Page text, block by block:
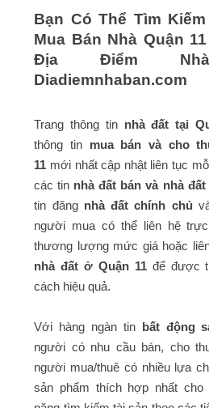
Bạn Có Thể Tìm
Mua Bán Nhà Quận
Địa Điểm
Diadiemnhaban.com
Trang thông tin nhà đất tại
thông tin mua bán và cho
11 mới nhất cập nhật liên tục
các tin nhà đất bán và nhà
tin đăng nhà đất chính chủ
người mua có thể liên hệ
thương lượng mức giá hoặc
nhà đất ở Quận 11để được
cách hiệu quả.
Với hàng ngàn tin bất động
người có nhu cầu bán, cho
người mua/thuê có nhiều lựa
sản phẩm thích hợp nhất